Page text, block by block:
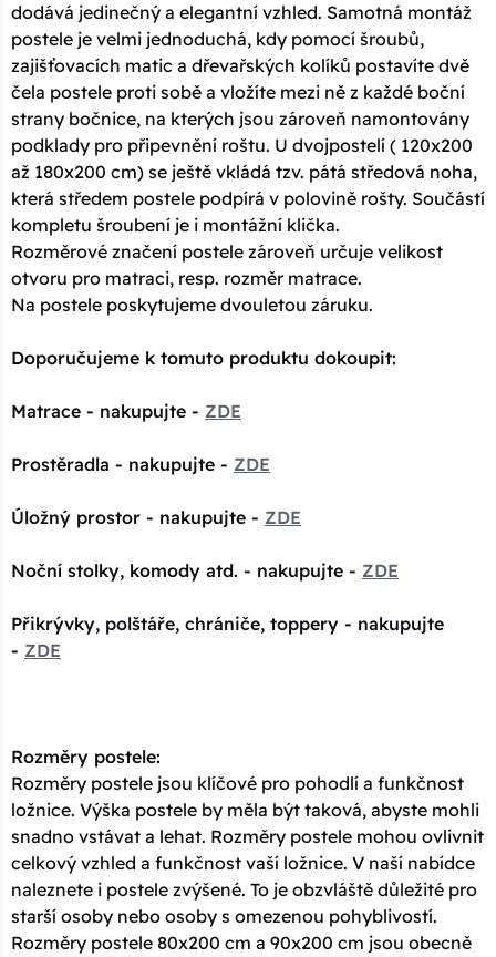
dodává jedinečný a elegantní vzhled. Samotná montáž
postele je velmi jednoduchá, kdy pomocí šroubů,
zajišťovacích matic a dřevařských kolíků postavíte dvě
čela postele proti sobě a vložíte mezi ně z každé boční
strany bočnice, na kterých jsou zároveň namontovány
podklady pro připevnění roštu. U dvojpostelí ( 120x200
až 180x200 cm) se ještě vkládá tzv. pátá středová noha,
která středem postele podpírá v polovině rošty. Součástí
kompletu šroubení je i montážní klička.
Rozměrové značení postele zároveň určuje velikost
otvoru pro matraci, resp. rozměr matrace.
Na postele poskytujeme dvouletou záruku.
Doporučujeme k tomuto produktu dokoupit:
Matrace - nakupujte - ZDE
Prostěradla - nakupujte - ZDE
Úložný prostor - nakupujte - ZDE
Noční stolky, komody atd. - nakupujte - ZDE
Přikrývky, polštáře, chrániče, toppery - nakupujte
- ZDE
Rozměry postele:
Rozměry postele jsou klíčové pro pohodlí a funkčnost
ložnice. Výška postele by měla být taková, abyste mohli
snadno vstávat a lehat. Rozměry postele mohou ovlivnit
celkový vzhled a funkčnost vaší ložnice. V naší nabídce
naleznete i postele zvýšené. To je obzvláště důležité pro
starší osoby nebo osoby s omezenou pohyblivostí.
Rozměry postele 80x200 cm a 90x200 cm jsou obecně